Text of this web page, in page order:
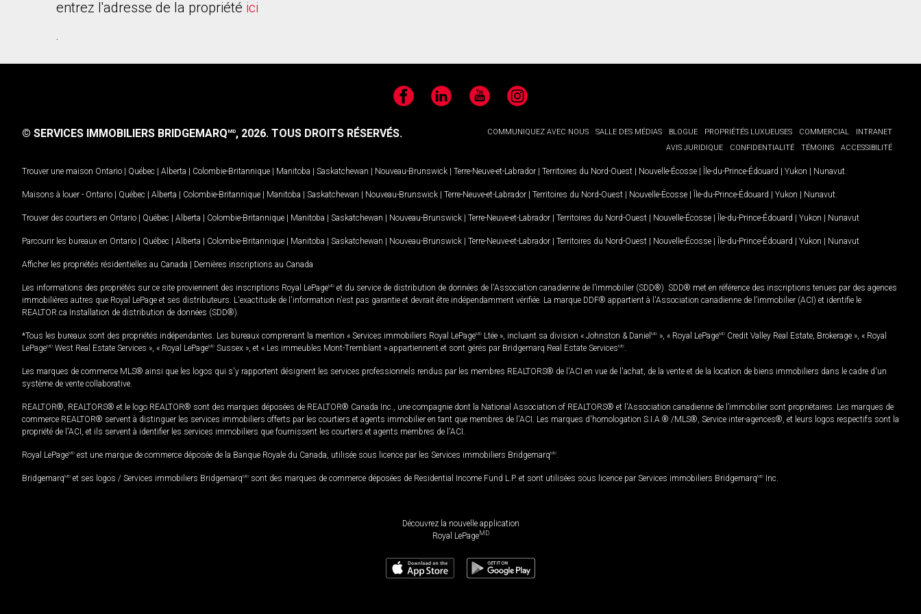
entrez l'adresse de la propriété ici
.
FacebookLinkedIn YouTubeInstagram
COMMUNIQUEZ AVEC NOUS SALLE DES MÉDIAS BLOGUE PROPRIÉTÉS LUXUEUSES COMMERCIAL
INTRANET
AVIS JURIDIQUE
CONFIDENTIALITÉ TÉMOINS ACCESSIBILITÉ
© SERVICES IMMOBILIERS BRIDGEMARQMD, 2026. TOUS DROITS RÉSERVÉS.
Trouver une maison Ontario | Québec | Alberta | Colombie-Britannique | Manitoba | Saskatchewan | Nouveau-Brunswick | Terre-Neuve-et-Labrador | Territoires du Nord-Ouest | Nouvelle-Écosse | Île-du-Prince-Édouard | Yukon | Nunavut
Maisons à louer - Ontario | Québec | Alberta | Colombie-Britannique | Manitoba | Saskatchewan | Nouveau-Brunswick | Terre-Neuve-et-Labrador | Territoires du Nord-Ouest | Nouvelle-Écosse | Île-du-Prince-Édouard | Yukon | Nunavut
Trouver des courtiers en Ontario | Québec | Alberta | Colombie-Britannique | Manitoba | Saskatchewan | Nouveau-Brunswick | Terre-Neuve-et-Labrador | Territoires du Nord-Ouest | Nouvelle-Écosse | Île-du-Prince-Édouard | Yukon | Nunavut
Parcourir les bureaux en Ontario | Québec | Alberta | Colombie-Britannique | Manitoba | Saskatchewan | Nouveau-Brunswick | Terre-Neuve-et-Labrador | Territoires du Nord-Ouest | Nouvelle-Écosse | Île-du-Prince-Édouard | Yukon | Nunavut
Afficher les propriétés résidentielles au Canada | Dernières inscriptions au Canada
Les informations des propriétés sur ce site proviennent des inscriptions Royal LePageMD et du service de distribution de données de l'Association canadienne de l’immobilier (SDD®). SDD® met en référence des inscriptions tenues par des agences
immobilières autres que Royal LePage et ses distributeurs. L'exactitude de l'information n'est pas garantie et devrait être indépendamment vérifiée. La marque DDF® appartient à l'Association canadienne de l’immobilier (ACI) et identifie le
REALTOR.ca Installation de distribution de données (SDD®).
*Tous les bureaux sont des propriétés indépendantes. Les bureaux comprenant la mention « Services immobiliers Royal LePageMD Ltée », incluant sa division « Johnston & Daniel MD », « Royal LePageMD Credit Valley Real Estate, Brokerage », « Royal
LePageMD West Real Estate Services », « Royal LePageMD Sussex », et « Les immeubles Mont-Tremblant » appartiennent et sont gérés par Bridgemarq Real Estate ServicesMD
Les marques de commerce MLS® ainsi que les logos qui s'y rapportent désignent les services professionnels rendus par les membres REALTORS® de l'ACI en vue de l'achat, de la vente et de la location de biens immobiliers dans le cadre d'un
système de vente collaborative.
REALTOR®, REALTORS® et le logo REALTOR® sont des marques déposées de REALTOR® Canada Inc., une compagnie dont la National Association of REALTORS® et l'Association canadienne de l’immobilier sont propriétaires. Les marques de
commerce REALTOR® servent à distinguer les services immobiliers offerts par les courtiers et agents immobilier en tant que membres de l'ACI. Les marques d'homologation S.I.A.® /MLS®, Service inter-agences®, et leurs logos respectifs sont la
propriété de l'ACI, et ils servent à identifier les services immobiliers que fournissent les courtiers et agents membres de l'ACI.
Royal LePageMD est une marque de commerce déposée de la Banque Royale du Canada, utilisée sous licence par les Services immobiliers BridgemarqMD
BridgemarqMD et ses logos / Services immobiliers BridgemarqMD sont des marques de commerce déposées de Residential Income Fund L.P. et sont utilisées sous licence par Services immobiliers BridgemarqMD Inc.
Découvrez la nouvelle application
Royal LePageMD